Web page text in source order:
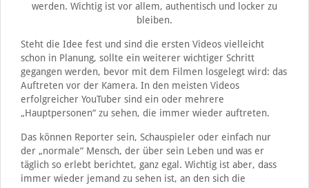
werden. Wichtig ist vor allem, authentisch und locker zu
bleiben.
Steht die Idee fest und sind die ersten Videos vielleicht
schon in Planung, sollte ein weiterer wichtiger Schritt
gegangen werden, bevor mit dem Filmen losgelegt wird: das
Auftreten vor der Kamera. In den meisten Videos
erfolgreicher YouTuber sind ein oder mehrere
„Hauptpersonen“ zu sehen, die immer wieder auftreten.
Das können Reporter sein, Schauspieler oder einfach nur
der „normale“ Mensch, der über sein Leben und was er
täglich so erlebt berichtet, ganz egal. Wichtig ist aber, dass
immer wieder jemand zu sehen ist, an den sich die